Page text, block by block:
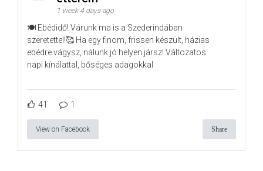
1 week 4 days ago
🍽️ Ebédidő! Várunk ma is a Szederindában
szeretettel!🥰 Ha egy finom, frissen készült, házias
ebédre vágysz, nálunk jó helyen jársz! Változatos
napi kínálattal, bőséges adagokkal
41 1
View on Facebook Share